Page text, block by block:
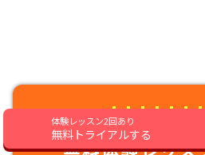
体験レッスン2回あり
無料トライアルする
日本人のサポー
無料体験レッス